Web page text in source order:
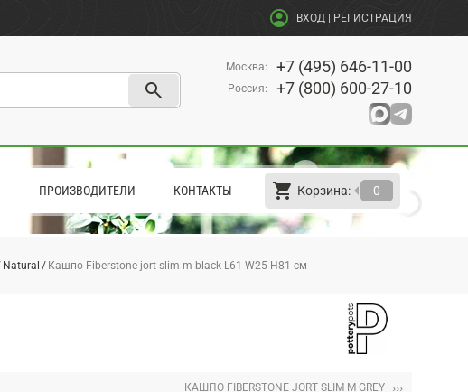
account_circle ВХОД РЕГИСТРАЦИЯ
search
Москва: +7 (495) 646-11-00
Россия: +7 (800) 600-27-10
ПРОИЗВОДИТЕЛИ КОНТАКТЫ shopping_cart Корзина: 0
arrow_left
Natural Кашпо Fiberstone jort slim m black L61 W25 H81 см
КАШПО FIBERSTONE JORT SLIM M GREY ›››